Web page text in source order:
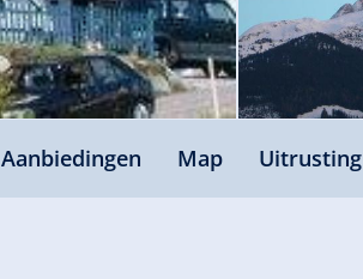
Aanbiedingen Map Uitrusting